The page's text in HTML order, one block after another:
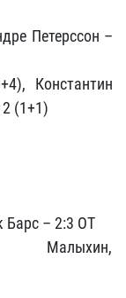
Петерссон –
Константин
(1+1)
Барс – 2:3 ОТ
Малыхин,